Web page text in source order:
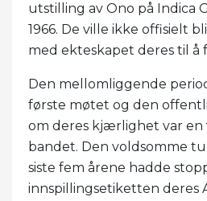
utstilling av Ono på Indica
1966. De ville ikke offisielt
med ekteskapet deres til å
Den mellomliggende
første møtet og den
om deres kjærlighet var en
bandet. Den voldsomme
siste fem årene hadde
innspillingsetiketten deres